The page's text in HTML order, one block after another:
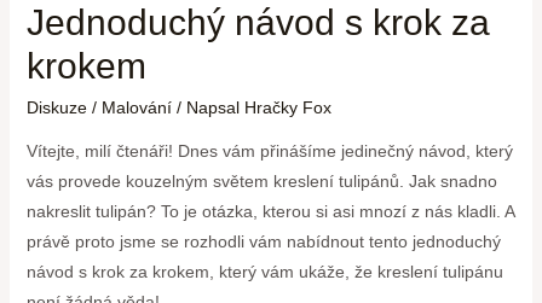
Jednoduchý návod s krok za
krokem
Diskuze / Malování/ Napsal Hračky Fox
Vítejte, milí čtenáři! Dnes vám přinášíme jedinečný návod, který
vás provede kouzelným světem kreslení tulipánů. Jak snadno
nakreslit tulipán? To je otázka, kterou si asi mnozí z nás kladli. A
právě proto jsme se rozhodli vám nabídnout tento jednoduchý
návod s krok za krokem, který vám ukáže, že kreslení tulipánu